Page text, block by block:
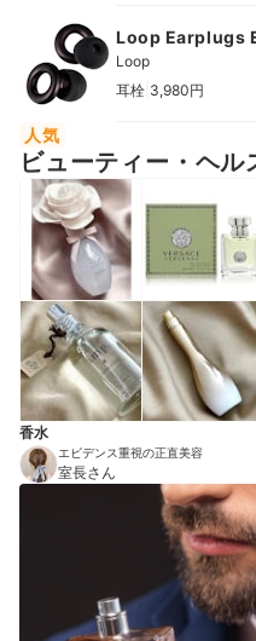
Loop Earplugs
Loop
耳栓 3,980円
人気
ビューティー・ヘ
香水
エビデンス重視の正直美容
室長さん